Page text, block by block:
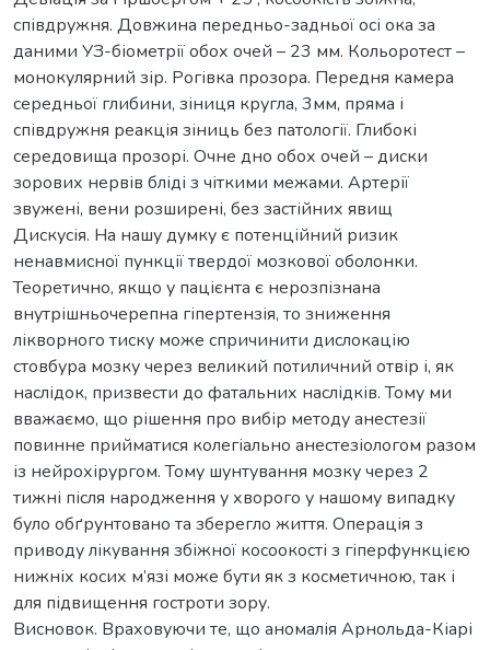
співдружня. Довжина передньо-задньої осі ока за
даними УЗ-біометрії обох очей – 23 мм. Кольоротест –
монокулярний зір. Рогівка прозора. Передня камера
середньої глибини, зіниця кругла, 3мм, пряма і
співдружня реакція зіниць без патології. Глибокі
середовища прозорі. Очне дно обох очей – диски
зорових нервів бліді з чіткими межами. Артерії
звужені, вени розширені, без застійних явищ
Дискусія. На нашу думку є потенційний ризик
ненавмисної пункції твердої мозкової оболонки.
Теоретично, якщо у пацієнта є нерозпізнана
внутрішньочерепна гіпертензія, то зниження
лікворного тиску може спричинити дислокацію
стовбура мозку через великий потиличний отвір і, як
наслідок, призвести до фатальних наслідків. Тому ми
вважаємо, що рішення про вибір методу анестезії
повинне прийматися колегіально анестезіологом разом
із нейрохірургом. Тому шунтування мозку через 2
тижні після народження у хворого у нашому випадку
було обґрунтовано та зберегло життя. Операція з
приводу лікування збіжної косоокості з гіперфункцією
нижніх косих м’язі може бути як з косметичною, так і
для підвищення гостроти зору.
Висновок. Враховуючи те, що аномалія Арнольда-Кіарі